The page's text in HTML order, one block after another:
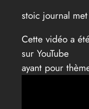
stoic journal
Cette vidéo a
sur YouTube
ayant pour